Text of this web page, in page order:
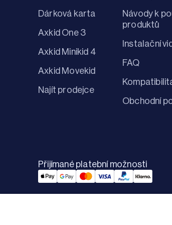
Dárková karta
Axkid One 3
Axkid Minikid 4
Axkid Movekid
Najít prodejce
Návody k
produktů
Instalační
FAQ
Obchodní
Přijímané platební možnosti
Applepay Payment
Googlepay Payment
Mastercard Payment
Visa Payment
PaypalKlarna